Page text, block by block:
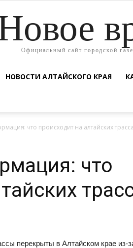
Официальный сайт городской
НОВОСТИ АЛТАЙСКОГО КРАЯ
что происходит на алтайских
что
перекрыты в Алтайском крае из-